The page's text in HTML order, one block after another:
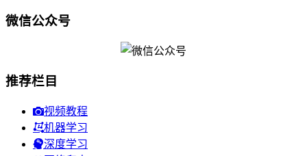
微信公众号
推荐栏目
视频教程
机器学习
深度学习